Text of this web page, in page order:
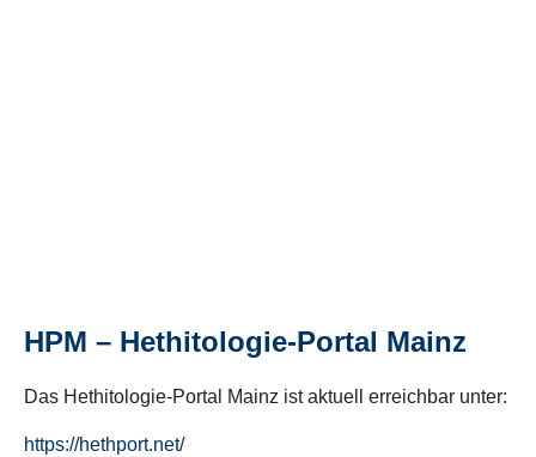
HPM – Hethitologie-Portal Mainz
Das Hethitologie-Portal Mainz ist aktuell erreichbar unter:
https://hethport.net/